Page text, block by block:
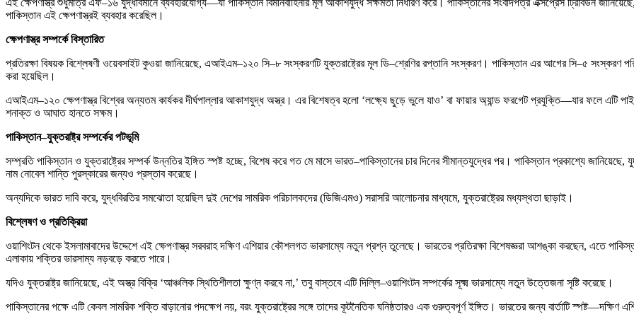
এই ক্ষেপণাস্ত্র শুধুমাত্র এফ–১৬ যুদ্ধবিমানে ব্যবহারযোগ্য—যা পাকিস্তান বিমানবাহিনীর মূল আকাশযুদ্ধ সক্ষমতা নির্ধারণ করে। পাকিস্তানের সংবাদপত্র এক্সপ্রেস ট্রিবিউন
পাকিস্তান এই ক্ষেপণাস্ত্রই ব্যবহার করেছিল।
ক্ষেপণাস্ত্র সম্পর্কে বিস্তারিত
প্রতিরক্ষা বিষয়ক বিশ্লেষণী ওয়েবসাইট কুওয়া জানিয়েছে, এআইএম–১২০ সি–৮ সংস্করণটি যুক্তরাষ্ট্রের মূল ডি–শ্রেণির রপ্তানি সংস্করণ। পাকিস্তান এর আগের সি–৫ সংস্করণ
করা হয়েছিল।
এআইএম–১২০ ক্ষেপণাস্ত্র বিশ্বের অন্যতম কার্যকর দীর্ঘপাল্লার আকাশযুদ্ধ অস্ত্র। এর বিশেষত্ব হলো ‘লক্ষ্যে ছুড়ে ভুলে যাও’ বা ফায়ার অ্যান্ড ফরগেট প্রযুক্তি—যার ফলে এটি
শনাক্ত ও আঘাত হানতে সক্ষম।
পাকিস্তান–যুক্তরাষ্ট্র সম্পর্কের পটভূমি
সম্প্রতি পাকিস্তান ও যুক্তরাষ্ট্রের সম্পর্ক উন্নতির ইঙ্গিত স্পষ্ট হচ্ছে, বিশেষ করে গত মে মাসে ভারত–পাকিস্তানের চার দিনের সীমান্তযুদ্ধের পর। পাকিস্তান প্রকাশ্যে জানিয়েছে,
নাম নোবেল শান্তি পুরস্কারের জন্যও প্রস্তাব করেছে।
অন্যদিকে ভারত দাবি করে, যুদ্ধবিরতির সমঝোতা হয়েছিল দুই দেশের সামরিক পরিচালকদের (ডিজিএমও) সরাসরি আলোচনার মাধ্যমে, যুক্তরাষ্ট্রের মধ্যস্থতা ছাড়াই।
বিশ্লেষণ ও প্রতিক্রিয়া
ওয়াশিংটন থেকে ইসলামাবাদের উদ্দেশে এই ক্ষেপণাস্ত্র সরবরাহ দক্ষিণ এশিয়ার কৌশলগত ভারসাম্যে নতুন প্রশ্ন তুলেছে। ভারতের প্রতিরক্ষা বিশেষজ্ঞরা আশঙ্কা করছেন, এতে
এলাকায় শক্তির ভারসাম্য নড়বড়ে করতে পারে।
যদিও যুক্তরাষ্ট্র জানিয়েছে, এই অস্ত্র বিক্রি ‘আঞ্চলিক স্থিতিশীলতা ক্ষুণ্ন করবে না,’ তবু বাস্তবে এটি দিল্লি–ওয়াশিংটন সম্পর্কের সূক্ষ্ম ভারসাম্যে নতুন উত্তেজনা সৃষ্টি করেছে।
পাকিস্তানের পক্ষে এটি কেবল সামরিক শক্তি বাড়ানোর পদক্ষেপ নয়, বরং যুক্তরাষ্ট্রের সঙ্গে তাদের কূটনৈতিক ঘনিষ্ঠতারও এক গুরুত্বপূর্ণ ইঙ্গিত। ভারতের জন্য বার্তাটি স্পষ্ট—দক্ষিণ